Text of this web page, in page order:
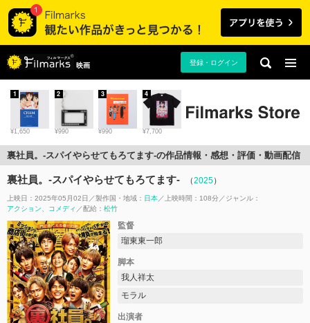
映画 登録・ログイン
¥1,650
1
¥990
2
¥990
3
¥7,700
4
裏社員。-スパイやらせてもろてます‐の作品情報・感想・評価・動画配信
裏社員。-スパイやらせてもろてます‐ （2025）
上映日：2025年05月02日 製作国・地域： 日本 上映時間：108分
ジャンル：
アクション
コメディ 配給： 松竹
監督
瑠東東一郎
脚本
我人祥太
モラル
出演者